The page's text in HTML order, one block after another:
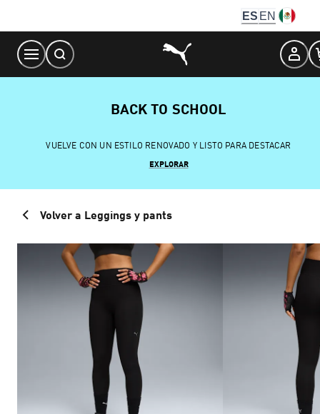
Content
ES EN
BACK TO SCHOOL
VUELVE CON UN ESTILO RENOVADO Y LISTO PARA DESTACAR
EXPLORAR
Volver a Leggings y pants